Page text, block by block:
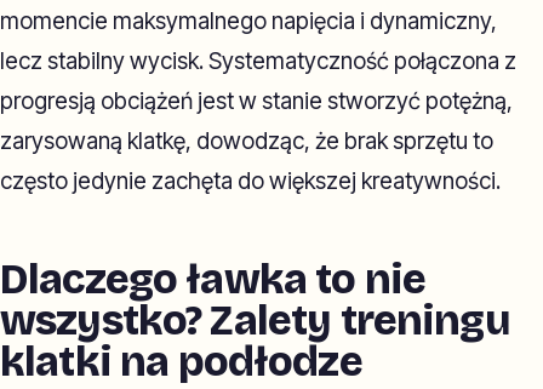
momencie maksymalnego napięcia i dynamiczny,
lecz stabilny wycisk. Systematyczność połączona z
progresją obciążeń jest w stanie stworzyć potężną,
zarysowaną klatkę, dowodząc, że brak sprzętu to
często jedynie zachęta do większej kreatywności.
Dlaczego ławka to nie
wszystko? Zalety treningu
klatki na podłodze